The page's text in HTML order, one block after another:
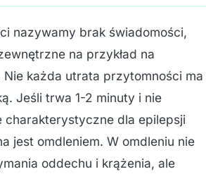
nazywamy brak świadomości,
na przykład na
każda utrata przytomności ma
Jeśli trwa 1-2 minuty i nie
charakterystyczne dla epilepsji
jest omdleniem. W omdleniu nie
oddechu i krążenia, ale